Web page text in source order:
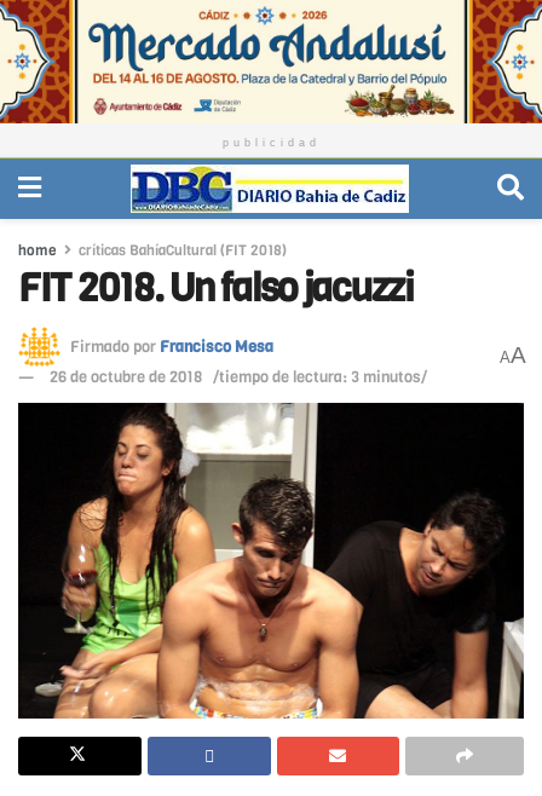
publicidad
home críticas BahíaCultural (FIT 2018)
FIT 2018. Un falso jacuzzi
Firmado por Francisco Mesa
26 de octubre de 2018 /tiempo de lectura: 3 minutos/
AA